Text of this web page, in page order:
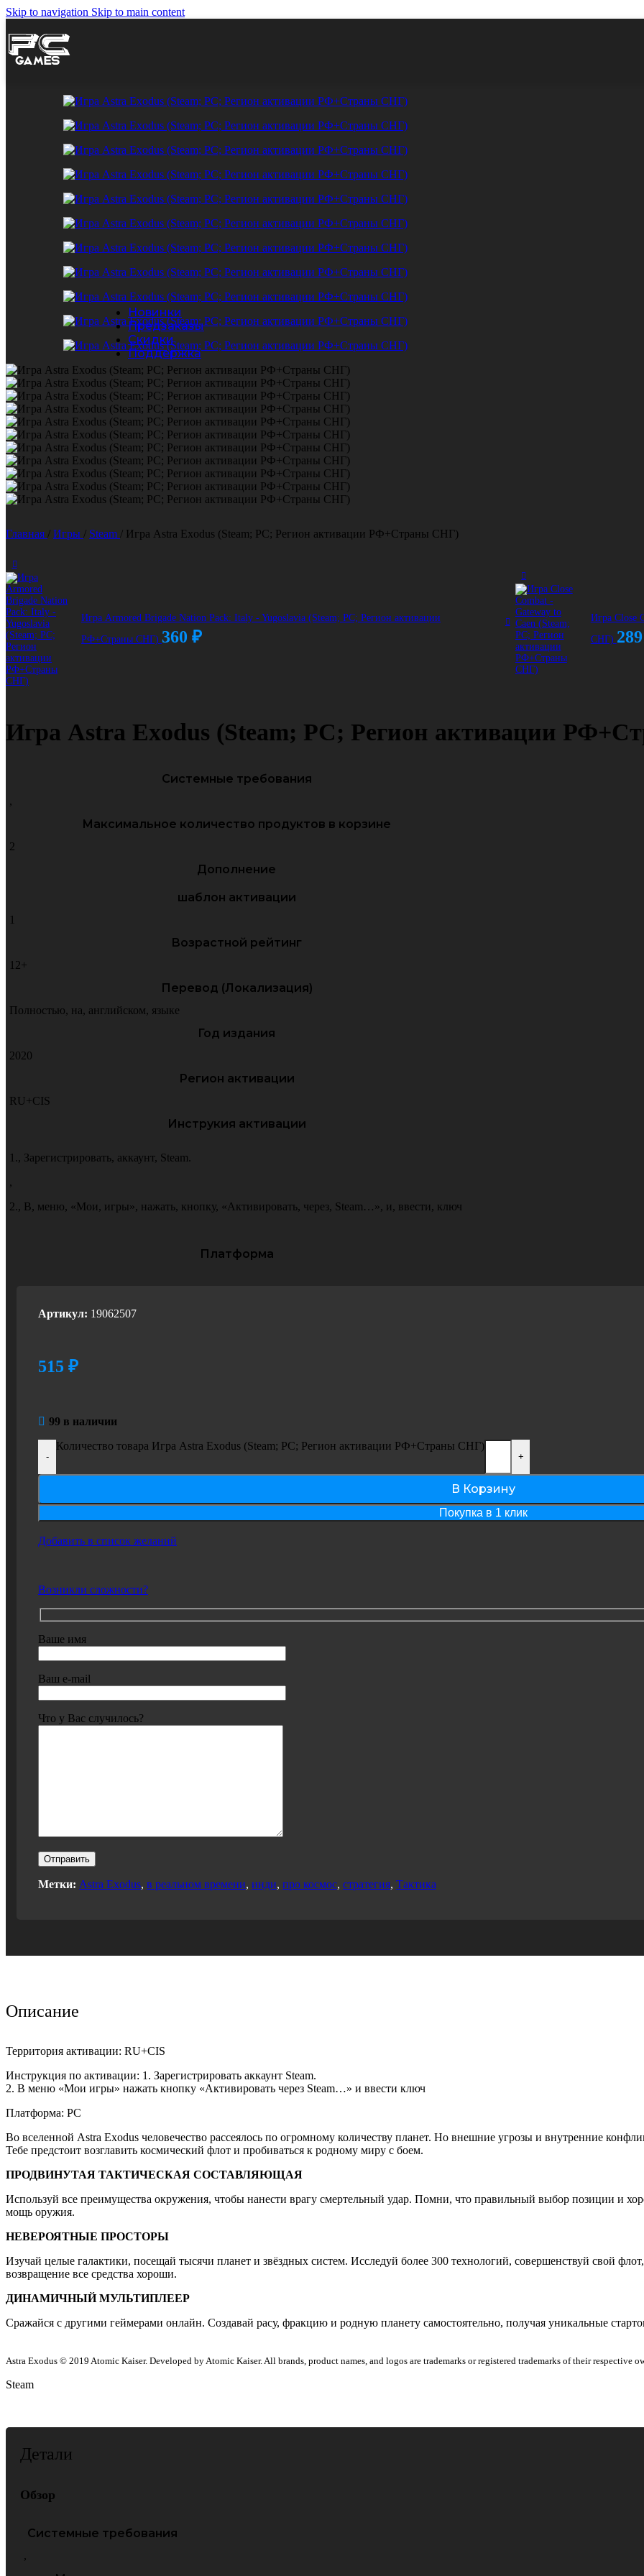
Skip to navigation Skip to main content
Стратегии
Ролевые (RPG)
Спорт
Игры со скидкой до 90%
Распродажа игр
Подготовили для Вас актуальный список игр со скидкой. Количество ключей и сроки проведения распродажи
Купить
Новинки
Предзаказы
Скидки
Поддержка
Главная / Игры / Steam / Игра Astra Exodus (Steam; PC; Регион активации РФ+Страны СНГ)
Игра Armored Brigade Nation Pack: Italy - Yugoslavia (Steam; PC; Регион активации
РФ+Страны СНГ) 360 ₽
Игра Close
СНГ)
Игра Astra Exodus (Steam; PC; Регион активации
Системные требования
,
Максимальное количество продуктов в корзине
2
Дополнение
шаблон активации
1
Возрастной рейтинг
12+
Перевод (Локализация)
Полностью, на, английском, языке
Год издания
2020
Регион активации
RU+CIS
Инструкия активации
1., Зарегистрировать, аккаунт, Steam.
,
2., В, меню, «Мои, игры», нажать, кнопку, «Активировать, через, Steam…», и, ввести, ключ
Платформа
Артикул: 19062507
515 ₽
99 в наличии
-
Количество товара Игра Astra Exodus (Steam; PC; Регион активации РФ+Страны СНГ)
+
В Корзину
Покупка в 1 клик
Добавить в список желаний
Возникли сложности?
Ваше имя
Ваш e-mail
Что у Вас случилось?
Метки: Astra Exodus, в реальном времени, инди, про космос, стратегия, Тактика
Описание
Территория активации: RU+CIS
Инструкция по активации: 1. Зарегистрировать аккаунт Steam.
2. В меню «Мои игры» нажать кнопку «Активировать через Steam…» и ввести ключ
Платформа: PC
Во вселенной Astra Exodus человечество рассеялось по огромному количеству планет. Но внешние угрозы и внутренние
Тебе предстоит возглавить космический флот и пробиваться к родному миру с боем.
ПРОДВИНУТАЯ ТАКТИЧЕСКАЯ СОСТАВЛЯЮЩАЯ
Используй все преимущества окружения, чтобы нанести врагу смертельный удар. Помни, что правильный выбор позиции и
мощь оружия.
НЕВЕРОЯТНЫЕ ПРОСТОРЫ
Изучай целые галактики, посещай тысячи планет и звёздных систем. Исследуй более 300 технологий, совершенствуй свой
возвращение все средства хороши.
ДИНАМИЧНЫЙ МУЛЬТИПЛЕЕР
Сражайся с другими геймерами онлайн. Создавай расу, фракцию и родную планету самостоятельно, получая уникальные
Astra Exodus © 2019 Atomic Kaiser. Developed by Atomic Kaiser. All brands, product names, and logos are trademarks or registered trademarks of their respective
Steam
Детали
Обзор
Системные требования
,